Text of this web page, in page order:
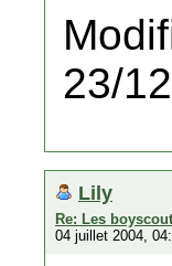
23/
Lily
Re: Les
04 juillet 2004,